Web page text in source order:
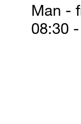
Man -
08:30